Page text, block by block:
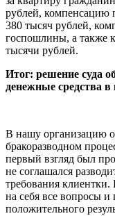
рублей, компенсацию
380 тысяч рублей,
госпошлины, а также
тысячи рублей.
Итог: решение суда
денежные средства
В нашу организацию
бракоразводном
первый взгляд был
не соглашался
требования клиентки.
на себя все вопросы и
положительного